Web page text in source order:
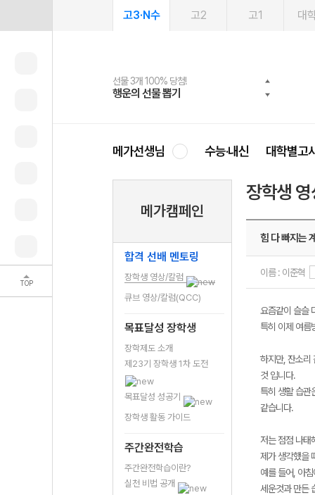
TOP
고3·N수 고2 고1 대
선물 3개 100% 당첨!
행운의 선물 뽑기
선물 100% 증정!
메가스터디 X 올리브
여름방학 스터디 캐시백
메가런 썸머스쿨
2027 러셀 단과
강사 공개선발
스마트러닝앱
설문 EVENT
메가패스
3일 무료 체험권
메가패스 수강생 무료혜택!
메가클럽 멤버십
사회공헌 캠페인
희망이룸 메가나눔
메가선생님 수능·내신 대학별고
메가캠페인
합격 선배 멘토링
장학생 영상/칼럼
큐브 영상/칼럼(QCC)
목표달성 장학생
장학제도 소개
제23기 장학생 1차 도전
목표달성 성공기
장학생 활동 가이드
주간완전학습
주간완전학습이란?
실천 비법 공개
장학생
힘 다 빠지는
이름 : 이준혁
요즘같이 슬슬
특히 이제 여름
하지만, 잔소리
것 입니다.
특히 생활 습관
같습니다.
저는 점점 나태
제가 생각했을
예를 들어, 아
세운것과 만든